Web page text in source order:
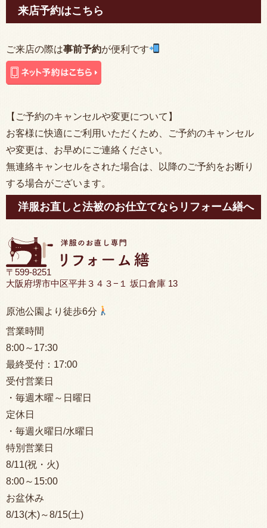
来店予約はこちら
ご来店の際は事前予約が便利です
【ご予約のキャンセルや変更について】
お客様に快適にご利用いただくため、ご予約のキャンセル
や変更は、お早めにご連絡ください。
無連絡キャンセルをされた場合は、以降のご予約をお断り
する場合がございます。
洋服お直しと法被のお仕立てならリフォーム繕へ
〒599-8251
大阪府堺市中区平井３４３−１ 坂口倉庫 13
原池公園より徒歩6分
営業時間
8:00～17:30
最終受付： 17:00
受付営業日
・毎週木曜～日曜日
定休日
・毎週火曜日/水曜日
特別営業日
8/11(祝・火)
8:00～15:00
お盆休み
8/13(木)～8/15(土)